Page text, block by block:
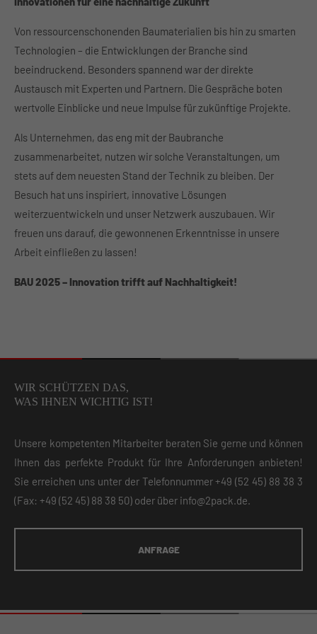
About us
Lorem ipsum dolor sit amet, consectetuer adipiscing
elit.
Aenean commodo ligula eget dolor. Aenean massa. Cum
sociis natoque penatibus et magnis dis parturient
ultricies nec.
Von ressourcenschonenden Baumaterialien bis hin zu smarten
Technologien – die Entwicklungen der Branche sind
beeindruckend. Besonders spannend war der direkte
Austausch mit Experten und Partnern. Die Gespräche boten
wertvolle Einblicke und neue Impulse für zukünftige Projekte.
Als Unternehmen, das eng mit der Baubranche
zusammenarbeitet, nutzen wir solche Veranstaltungen, um
stets auf dem neuesten Stand der Technik zu bleiben. Der
Besuch hat uns inspiriert, innovative Lösungen
weiterzuentwickeln und unser Netzwerk auszubauen. Wir
freuen uns darauf, die gewonnenen Erkenntnisse in unsere
Arbeit einfließen zu lassen!
BAU 2025 – Innovation trifft auf Nachhaltigkeit!
WIR SCHÜTZEN DAS,
WAS IHNEN WICHTIG IST!
Unsere kompetenten Mitarbeiter beraten Sie gerne und können
Ihnen das perfekte Produkt für Ihre Anforderungen anbieten!
Sie erreichen uns unter der Telefonnummer+49 (52 45) 88 38 3
(Fax: +49 (52 45) 88 38 50) oder über info@2pack.de.
ANFRAGE